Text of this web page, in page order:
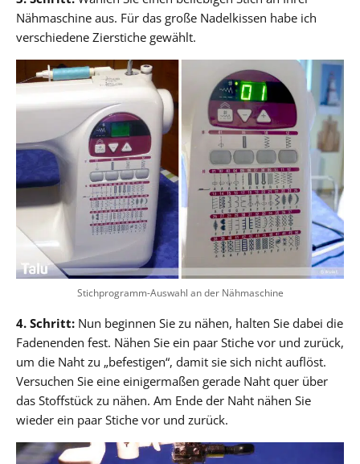
Nähmaschine aus. Für das große Nadelkissen habe ich
verschiedene Zierstiche gewählt.
Stichprogramm-Auswahl an der Nähmaschine
4. Schritt: Nun beginnen Sie zu nähen, halten Sie dabei die
Fadenenden fest. Nähen Sie ein paar Stiche vor und zurück,
um die Naht zu „befestigen“, damit sie sich nicht auflöst.
Versuchen Sie eine einigermaßen gerade Naht quer über
das Stoffstück zu nähen. Am Ende der Naht nähen Sie
wieder ein paar Stiche vor und zurück.